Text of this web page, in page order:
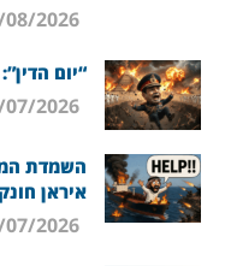
“יום
השמדת
איראן